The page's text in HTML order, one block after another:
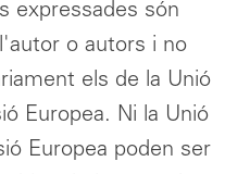
expressades són
o autors i no
els de la Unió
Europea. Ni la Unió
Europea poden ser